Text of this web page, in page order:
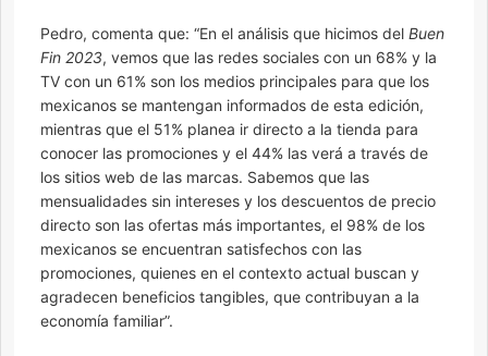
Pedro, comenta que: “En el análisis que hicimos del Buen
Fin 2023, vemos que las redes sociales con un 68% y la
TV con un 61% son los medios principales para que los
mexicanos se mantengan informados de esta edición,
mientras que el 51% planea ir directo a la tienda para
conocer las promociones y el 44% las verá a través de
los sitios web de las marcas. Sabemos que las
mensualidades sin intereses y los descuentos de precio
directo son las ofertas más importantes, el 98% de los
mexicanos se encuentran satisfechos con las
promociones, quienes en el contexto actual buscan y
agradecen beneficios tangibles, que contribuyan a la
economía familiar”.